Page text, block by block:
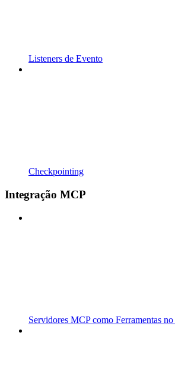
Listeners de Evento
Checkpointing
Integração MCP
Servidores MCP como Ferramentas